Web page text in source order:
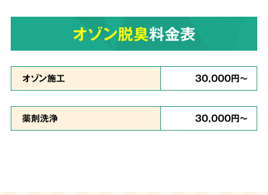
6 原状回復・復旧工事など
リフォームも対応
オゾン脱臭料金表
オゾン施工 30,000円～
薬剤洗浄 30,000円～